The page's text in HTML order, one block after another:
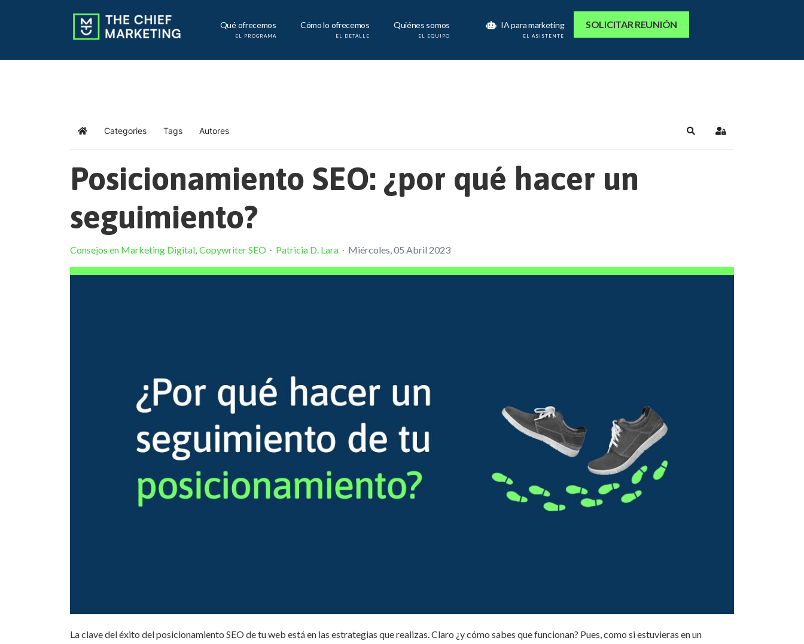
Qué ofrecemos
EL PROGRAMA
Cómo lo ofrecemos
EL DETALLE
Quiénes somos
EL EQUIPO
IA para marketing
EL ASISTENTE
SOLICITAR REUNIÓN
Home Categories Tags Autores Search Sign In
Posicionamiento SEO: ¿por qué hacer un
seguimiento?
Consejos en Marketing Digital Copywriter SEO Patricia D. Lara Miércoles, 05 Abril 2023
La clave del éxito del posicionamiento SEO de tu web está en las estrategias que realizas. Claro ¿y cómo sabes que funcionan? Pues, como si estuvieras en un